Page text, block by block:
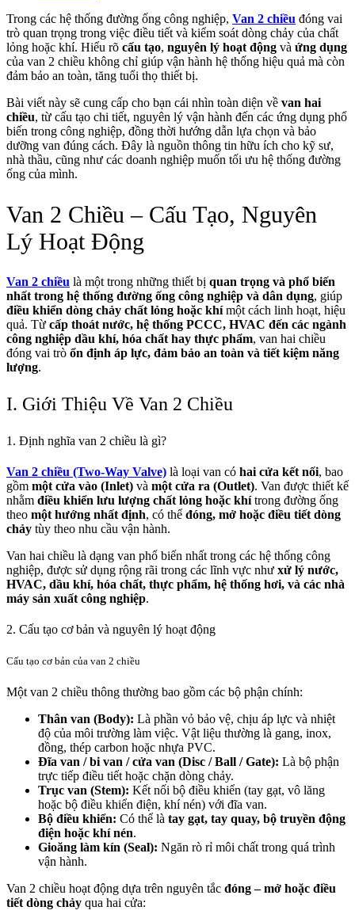
Trong các hệ thống đường ống công nghiệp, Van 2 chiều đóng vai
trò quan trọng trong việc điều tiết và kiểm soát dòng chảy của chất
lỏng hoặc khí. Hiểu rõ cấu tạo, nguyên lý hoạt động và ứng dụng
của van 2 chiều không chỉ giúp vận hành hệ thống hiệu quả mà còn
đảm bảo an toàn, tăng tuổi thọ thiết bị.
Bài viết này sẽ cung cấp cho bạn cái nhìn toàn diện về van hai
chiều, từ cấu tạo chi tiết, nguyên lý vận hành đến các ứng dụng phổ
biến trong công nghiệp, đồng thời hướng dẫn lựa chọn và bảo
dưỡng van đúng cách. Đây là nguồn thông tin hữu ích cho kỹ sư,
nhà thầu, cũng như các doanh nghiệp muốn tối ưu hệ thống đường
ống của mình.
Van 2 Chiều – Cấu Tạo, Nguyên
Lý Hoạt Động
Van 2 chiều là một trong những thiết bị quan trọng và phổ biến
nhất trong hệ thống đường ống công nghiệp và dân dụng, giúp
điều khiển dòng chảy chất lỏng hoặc khímột cách linh hoạt, hiệu
quả. Từ cấp thoát nước, hệ thống PCCC, HVAC đến các ngành
công nghiệp dầu khí, hóa chất hay thực phẩm, van hai chiều
đóng vai trò ổn định áp lực, đảm bảo an toàn và tiết kiệm năng
lượng.
I. Giới Thiệu Về Van 2 Chiều
1. Định nghĩa van 2 chiều là gì?
Van 2 chiều (Two-Way Valve) là loại van có hai cửa kết nối, bao
gồm một cửa vào (Inlet) và một cửa ra (Outlet). Van được thiết kế
nhằm điều khiển lưu lượng chất lỏng hoặc khítrong đường ống
theo một hướng nhất định, có thể đóng, mở hoặc điều tiết dòng
chảy tùy theo nhu cầu vận hành.
Van hai chiều là dạng van phổ biến nhất trong các hệ thống công
nghiệp, được sử dụng rộng rãi trong các lĩnh vực như xử lý nước,
HVAC, dầu khí, hóa chất, thực phẩm, hệ thống hơi, và các nhà
máy sản xuất công nghiệp.
2. Cấu tạo cơ bản và nguyên lý hoạt động
Cấu tạo cơ bản của van 2 chiều
Một van 2 chiều thông thường bao gồm các bộ phận chính:
Thân van (Body): Là phần vỏ bảo vệ, chịu áp lực và nhiệt
độ của môi trường làm việc. Vật liệu thường là gang, inox,
đồng, thép carbon hoặc nhựa PVC.
Đĩa van / bi van / cửa van (Disc / Ball / Gate): Là bộ phận
trực tiếp điều tiết hoặc chặn dòng chảy.
Trục van (Stem): Kết nối bộ điều khiển (tay gạt, vô lăng
hoặc bộ điều khiển điện, khí nén) với đĩa van.
Bộ điều khiển: Có thể là tay gạt, tay quay, bộ truyền động
điện hoặc khí nén.
Gioăng làm kín (Seal): Ngăn rò rỉ môi chất trong quá trình
vận hành.
Van 2 chiều hoạt động dựa trên nguyên tắc đóng – mở hoặc điều
tiết dòng chảy qua hai cửa: